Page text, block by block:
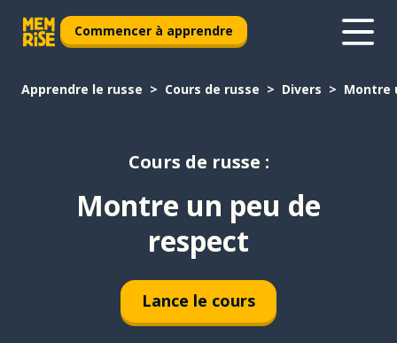
Commencer à apprendre
Apprendre le russe Cours de russe Divers Montre
Cours de russe :
Montre un peu de
respect
Lance le cours